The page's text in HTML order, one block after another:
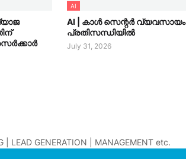
AI
AI | കാൾ സെന്റർ വ്യവസായം
പ്രതിസന്ധിയിൽ
July 31, 2026
LEAD GENERATION | MANAGEMENT etc.